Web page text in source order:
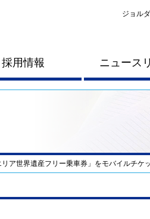
ジョル
採用情報 ニュース
リア世界遺産フリー乗車券」をモバイルチケ